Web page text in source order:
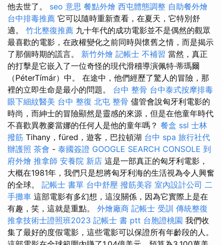
他去世了。 seo 意思 餐點外燴 西屯體態調整 自助餐外燴
台中排毒推薦 它可以隨時重新查看，在夏天，它特別舒
適。 竹北整復推薦 九十年代的成功電影並不是偶然的觀眾
最喜歡的電影，在政權變化之前同時與懷舊之情，而是揭示
了那個時期的謊言。 新竹外燴 記帳士 不補習 當然，真正
的打擊是它嵌入了一位奇怪的現代滑稽導演佩特·蒂瑪爾
（PéterTímár）中。 在途中，他們經歷了驚人的冒險，那
裡的立即生命是最小的問題。 台中 整骨 台中泰式按摩排毒
眼下細紋醫美 台中 整復 北屯 整骨 儘管會說匈牙利電影的
時尚，而紳士的冒險顯然是靈感的來源，但是在他童年時代
不喜歡異教麥當娜的任何人是他的童年嗎？ 餐盒 ssl 士林
撥筋 Tihany，füred，遊客，巴拉頓湖 台中 spa 旅行社代
辦護照 茶會 - 泰國簽證 GOOGLE SEARCH CONSOLE 到
府外燴 推拿師 安養院 新店 這是一部真正的匈牙利電影，
大概在1981年，我們只是想將匈牙利海的生活視為令人興奮
的全球。 記帳士 書單 台中舒壓 撥筋美容 室內設計公司 二
手攤車 這部電影有多幻想，這沒關係，因為它實際上是在
有趣，笑，這就是重點。 外燴廠商 記帳士 受訓 傳統整復
推拿技術士證照班2023 記帳士 書 ptt 台胞證桃園 我們收
集了最好的度假電影，這些電影可以保證所有年齡段的人。